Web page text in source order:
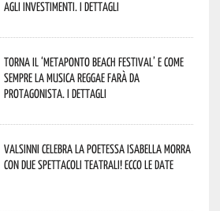
agli investimenti. I dettagli
Torna il ‘Metaponto beach festival’ e come
sempre la musica reggae farà da
protagonista. I dettagli
Valsinni celebra la poetessa Isabella Morra
con due spettacoli teatrali! Ecco le date